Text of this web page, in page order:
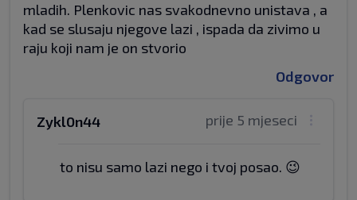
mladih. Plenkovic nas svakodnevno unistava , a
kad se slusaju njegove lazi , ispada da zivimo u
raju koji nam je on stvorio
Odgovor
prije 5 mjeseci
Zykl0n44
to nisu samo lazi nego i tvoj posao. 😉